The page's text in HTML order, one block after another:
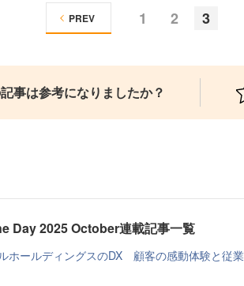
1 2 3
PREV
事は参考になりましたか？
Day 2025 October連載記事一覧
ホールディングスのDX 顧客の感動体験と従